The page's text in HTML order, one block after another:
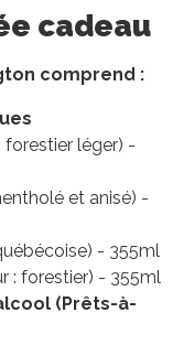
cadeau
comprend :
forestier léger) -
et anisé) -
- 355ml
: forestier) - 355ml
(Prêts-à-